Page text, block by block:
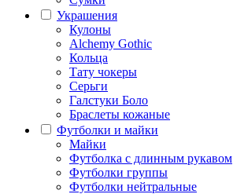
Украшения
Кулоны
Alchemy Gothic
Кольца
Тату чокеры
Серьги
Галстуки Боло
Браслеты кожаные
Футболки и майки
Майки
Футболка с длинным рукавом
Футболки группы
Футболки нейтральные